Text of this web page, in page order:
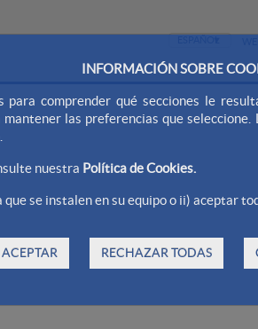
INFORMACIÓN SOBRE
comprender qué secciones le
las preferencias que
nuestra Política de Cookies.
se instalen en su equipo o ii) aceptar
ACEPTAR RECHAZAR TODAS